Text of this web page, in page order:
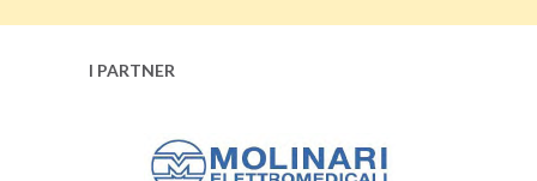
I PARTNER